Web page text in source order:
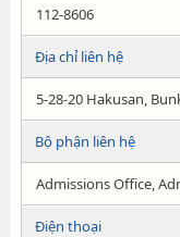
112-8606
Địa chỉ liên hệ
5-28-20 Hakusan,
Bộ phận liên hệ
Admissions Office,
Điện thoại